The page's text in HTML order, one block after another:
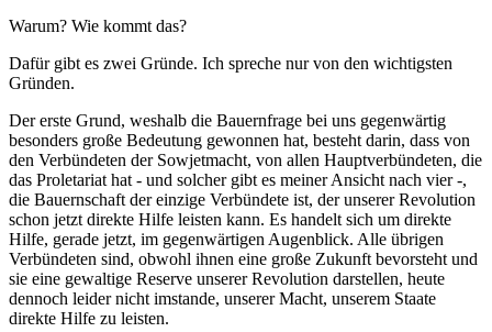
Warum? Wie kommt das?
Dafür gibt es zwei Gründe. Ich spreche nur von den wichtigsten
Gründen.
Der erste Grund, weshalb die Bauernfrage bei uns gegenwärtig
besonders große Bedeutung gewonnen hat, besteht darin, dass von
den Verbündeten der Sowjetmacht, von allen Hauptverbündeten, die
das Proletariat hat - und solcher gibt es meiner Ansicht nach vier -,
die Bauernschaft der einzige Verbündete ist, der unserer Revolution
schon jetzt direkte Hilfe leisten kann. Es handelt sich um direkte
Hilfe, gerade jetzt, im gegenwärtigen Augenblick. Alle übrigen
Verbündeten sind, obwohl ihnen eine große Zukunft bevorsteht und
sie eine gewaltige Reserve unserer Revolution darstellen, heute
dennoch leider nicht imstande, unserer Macht, unserem Staate
direkte Hilfe zu leisten.